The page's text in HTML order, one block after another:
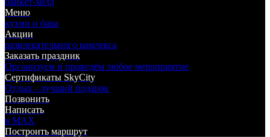
Меню
кухни и бара
Акции
развлекательного комлекса
Заказать праздник
Организуем и проведём любое мероприятие
Сертификаты SkyCity
Отдых - лучший подарок
Позвонить
Написать
в MAX
Построить маршрут